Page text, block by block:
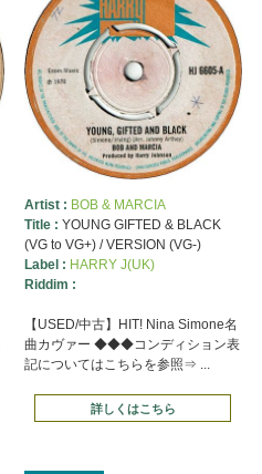
Artist : BOB & MARCIA
Title : YOUNG GIFTED & BLACK
(VG to VG+) / VERSION (VG-)
Label : HARRY J(UK)
Riddim :
【USED/中古】HIT! Nina Simone名
曲カヴァー ◆◆◆コンディション表
記についてはこちらを参照⇒ ...
詳しくはこちら